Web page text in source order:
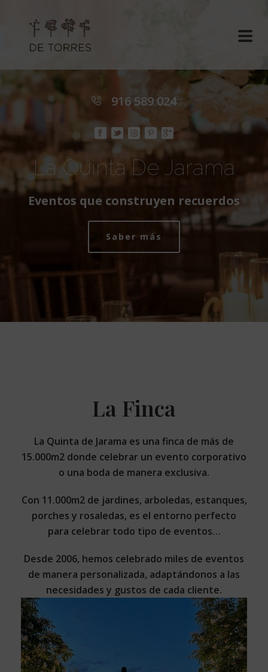
916 589 024
La Quinta De Jarama
Eventos que construyen recuerdos
Saber más
La Finca
La Quinta de Jarama es una finca de más de
15.000m2 donde celebrar un evento corporativo
o una boda de manera exclusiva.
Con 11.000m2 de jardines, arboledas, estanques,
porches y rosaledas, es el entorno perfecto
para celebrar todo tipo de eventos…
Desde 2006, hemos celebrado miles de eventos
de manera personalizada, adaptándonos a las
necesidades y gustos de cada cliente.